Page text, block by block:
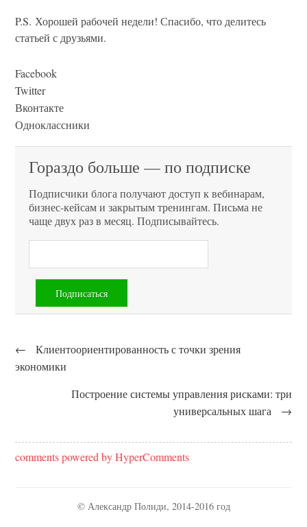
P.S. Хорошей рабочей недели! Спасибо, что делитесь
статьей с друзьями.
Facebook
Twitter
Вконтакте
Одноклассники
Гораздо больше — по подписке
Подписчики блога получают доступ к вебинарам,
бизнес-кейсам и закрытым тренингам. Письма не
чаще двух раз в месяц. Подписывайтесь.
←
Клиентоориентированность с точки зрения
экономики
Построение системы управления рисками: три
универсальных шага
→
comments powered by HyperComments
© Александр Полиди, 2014-2016 год